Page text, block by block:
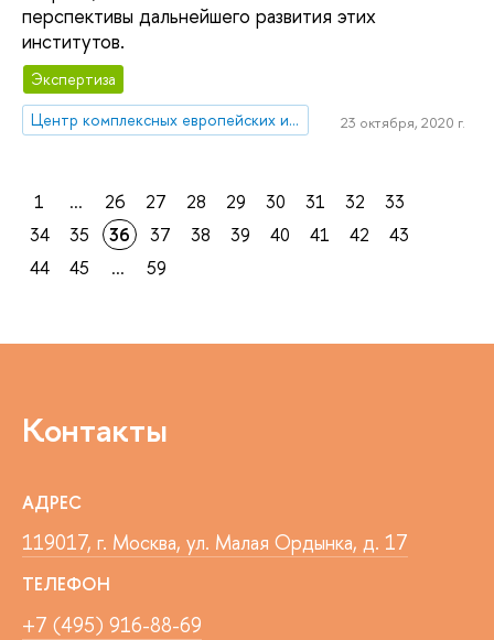
перспективы дальнейшего развития этих
институтов.
Экспертиза
Центр комплексных европейских и международных исследований (ЦКЕМИ)
23 октября, 2020 г.
1 ... 26 27 28 29 30 31 32
33
34
35 36 37 38 39 40 41 42
43
44
45 ... 59
Контакты
АДРЕС
119017, г. Москва, ул. Малая Ордынка, д. 17
ТЕЛЕФОН
+7 (495) 916-88-69